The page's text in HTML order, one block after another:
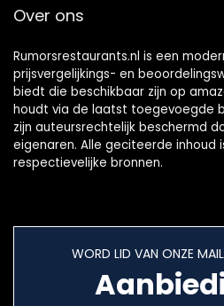
Over ons
Rumorsrestaurants.nl is een
prijsvergelijkings- en
biedt die beschikbaar zijn op
houdt via de laatst toegevoegde
zijn auteursrechtelijk beschermd
eigenaren. Alle geciteerde inhoud
respectievelijke bronnen.
WORD LID VAN ONZE